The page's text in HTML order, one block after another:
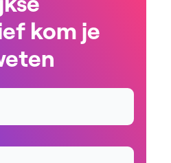
kom je